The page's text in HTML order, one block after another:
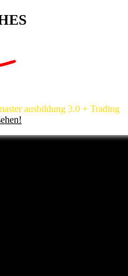
ausbildung 3.0 + Trading